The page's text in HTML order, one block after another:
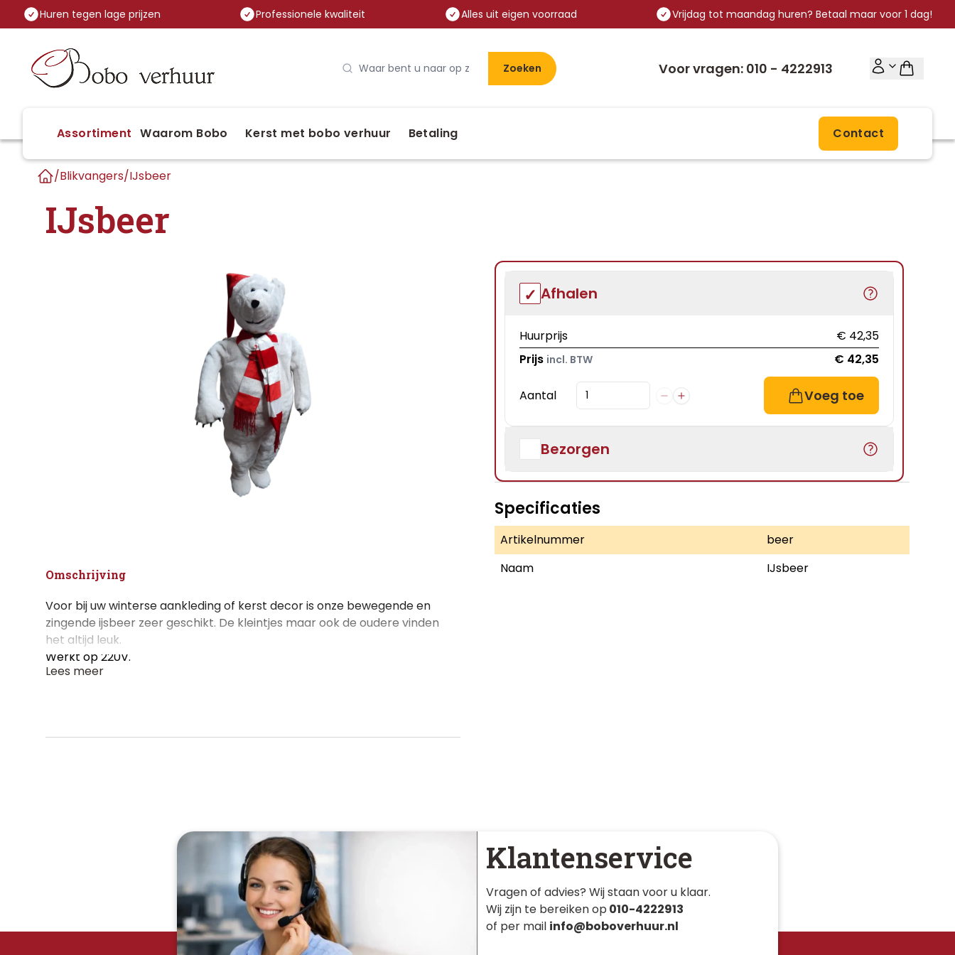
Huren tegen lage prijzen Professionele kwaliteit Alles uit eigen voorraad Vrijdag tot maandag huren? Betaal maar voor 1 dag!
Zoeken Voor vragen: 010 - 4222913
Assortiment Waarom Bobo Kerst met bobo verhuur Betaling Contact
/Blikvangers/IJsbeer
IJsbeer
Omschrijving
Voor bij uw winterse aankleding of kerst decor is onze bewegende en
zingende ijsbeer zeer geschikt. De kleintjes maar ook de oudere vinden
het altijd leuk.
Werkt op 220V.
Lees meer
Afhalen
Huurprijs
€ 42,35
Prijs incl. BTW € 42,35
Aantal Voeg toe
Bezorgen
Specificaties
Artikelnummer
beer
Naam
IJsbeer
Klantenservice
Vragen of advies? Wij staan voor u klaar.
Wij zijn te bereiken op 010-4222913
of per mail info@boboverhuur.nl